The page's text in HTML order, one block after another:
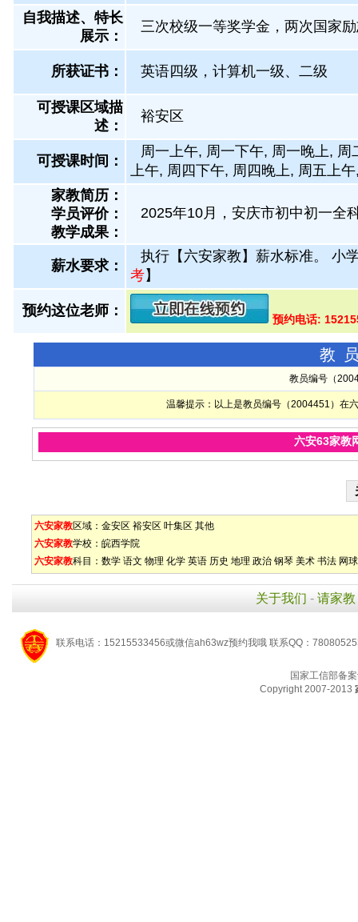
自我描述、特长
展示 ：
三次校级一等奖学金，两次国家
所获证书 ： 英语四级，计算机一级、二级
可授课区域描
述：
裕安区
可授课时间：
周一上午, 周一下午, 周一晚上,
上午, 周四下午, 周四晚上, 周五上
家教简历：
学员评价：
教学成果：
2025年10月，安庆市初中初一全
薪水要求：
执行【六安家教】薪水标准。 小
考】
预约这位老师：
预约电话:
教
教员编号（
温馨提示：以上是教员编号（2004451）在
六安63家教
六安家教区域： 金安区 裕安区 叶集区 其他
六安家教学校： 皖西学院
六安家教科目： 数学 语文 物理 化学 英语 历史 地理 政治 钢琴 美术 书法 网球
关于我们 - 请家教
联系电话：15215533456或微信ah63wz预约我哦 联系QQ：
国家工信部备
Copyright 2007-2013